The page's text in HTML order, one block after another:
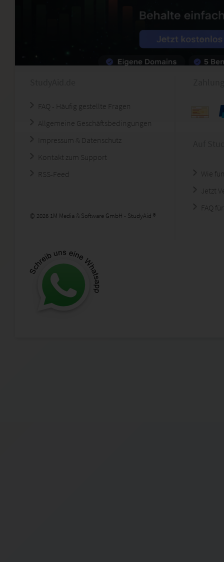
FAQ - Häufig gestellte Fragen
Allgemeine Geschäftsbedingungen
Impressum & Datenschutz
Kontakt zum Support
RSS-Feed
© 2026 1M Media & Software GmbH - StudyAid ®
Wie
Jetzt
FAQ